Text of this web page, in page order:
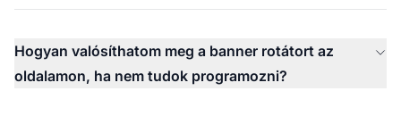
Hogyan valósíthatom meg a banner rotátort az
oldalamon, ha nem tudok programozni?